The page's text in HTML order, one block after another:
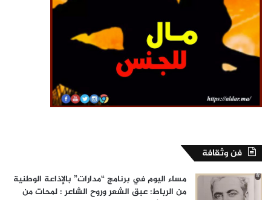
فن وثقافة
مساء اليوم في برنامج “مدارات” بالإذاعة الوطنية
من الرباط: عبق الشعر وروح الشاعر : لمحات من